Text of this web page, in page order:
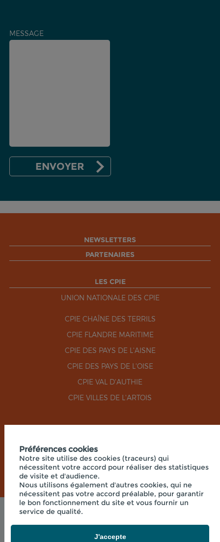
MESSAGE
NEWSLETTERS
PARTENAIRES
LES CPIE
UNION NATIONALE DES CPIE
CPIE CHAÎNE DES TERRILS
CPIE FLANDRE MARITIME
CPIE DES PAYS DE L'AISNE
CPIE DES PAYS DE L'OISE
CPIE VAL D'AUTHIE
CPIE VILLES DE L'ARTOIS
Mentions légales
© 2026 - UNION RÉGIONALE DES CPIE HAUTS-DE-
FRANCE - SIÈGE SOCIAL 33 RUE DES VICTIMES DE
Préférences cookies
Notre site utilise des cookies (traceurs) qui
nécessitent votre accord pour réaliser des statistiques
de visite et d'audience.
Nous utilisons également d'autres cookies, qui ne
nécessitent pas votre accord préalable, pour garantir
le bon fonctionnement du site et vous fournir un
service de qualité.
J'accepte